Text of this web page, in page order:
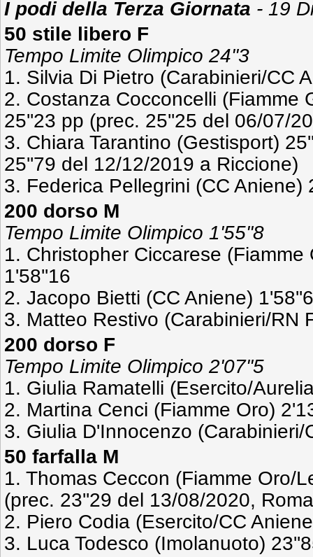
I podi della Terza Giornata - 19
50 stile libero F
Tempo Limite Olimpico 24''3
1. Silvia Di Pietro (Carabinieri/CC
2. Costanza Cocconcelli (Fiamme
25''23 pp (prec. 25''25 del 06/07/
3. Chiara Tarantino (Gestisport)
25''79 del 12/12/2019 a Riccione)
3. Federica Pellegrini (CC Aniene)
200 dorso M
Tempo Limite Olimpico 1'55''8
1. Christopher Ciccarese (Fiamme
1'58''16
2. Jacopo Bietti (CC Aniene)
3. Matteo Restivo (Carabinieri/RN
200 dorso F
Tempo Limite Olimpico 2'07''5
1. Giulia Ramatelli (Esercito/
2. Martina Cenci (Fiamme Oro)
3. Giulia D'Innocenzo (Carabinieri/
50 farfalla M
1. Thomas Ceccon (Fiamme Oro/
(prec. 23''29 del 13/08/2020,
2. Piero Codia (Esercito/CC
3. Luca Todesco (Imolanuoto)